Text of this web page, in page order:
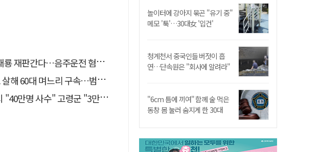
판간다…음주운전 혐의 제외
60대 며느리 구속…범행 동기는
명 사수" 고령군 "3만명대 회복"
놀이터에 강아지 묶곤 "유기 중"
메모 '툭'…30대女 '입건'
청계천서 중국인들 버젓이 흡
연…단속원은 "회사에 알려라"
"6cm 틈에 끼여" 함께 술 먹은
동창 몸 눌러 숨지게 한 30대